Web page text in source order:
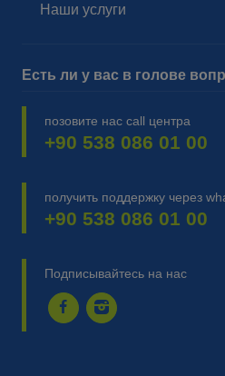
Наши услуги
Есть ли у вас в голове
позовите нас call центра
+90 538 086 01 00
получить поддержку через
+90 538 086 01 00
Подписывайтесь на нас